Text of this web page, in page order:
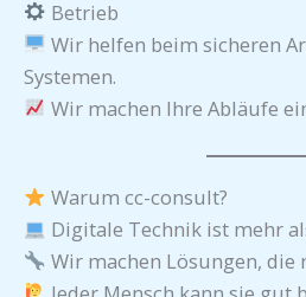
Betrieb
Wir helfen beim sicheren
Systemen.
Wir machen Ihre Abläufe
Warum cc-consult?
Digitale Technik ist mehr
Wir machen Lösungen, die